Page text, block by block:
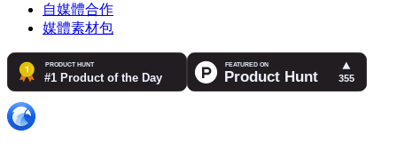
自媒體合作
媒體素材包